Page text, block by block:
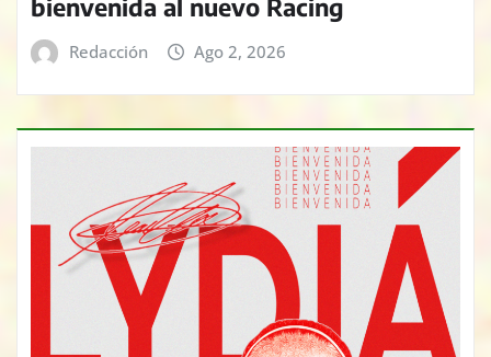
bienvenida al nuevo Racing
Redacción Ago 2, 2026